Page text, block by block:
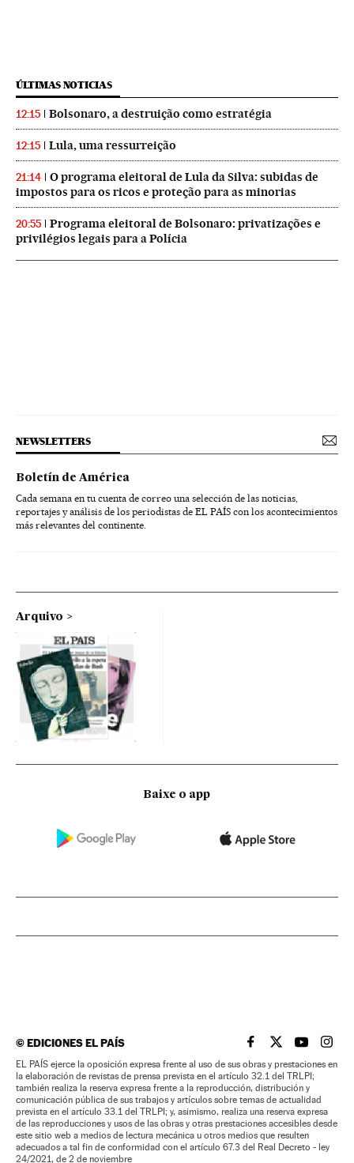
ÚLTIMAS NOTICIAS
12:15 Bolsonaro, a destruição como estratégia
12:15 Lula, uma ressurreição
21:14
O programa eleitoral de Lula da Silva: subidas de
impostos para os ricos e proteção para as minorias
20:55
Programa eleitoral de Bolsonaro: privatizações e
privilégios legais para a Polícia
NEWSLETTERS
Boletín de América
Cada semana en tu cuenta de correo una selección de las noticias,
reportajes y análisis de los periodistas de EL PAÍS con los acontecimientos
más relevantes del continente.
Arquivo
Baixe o app
©EDICIONES EL PAÍS EL PAÍS BRASIL EN
EL PAÍSEL PAÍS
EL
EL PAÍS ejerce la oposición expresa frente al uso de sus obras y prestaciones en
la elaboración de revistas de prensa prevista en el artículo 32.1 del TRLPI;
también realiza la reserva expresa frente a la reproducción, distribución y
comunicación pública de sus trabajos y artículos sobre temas de actualidad
prevista en el artículo 33.1 del TRLPI; y, asimismo, realiza una reserva expresa
de las reproducciones y usos de las obras y otras prestaciones accesibles desde
este sitio web a medios de lectura mecánica u otros medios que resulten
adecuados a tal fin de conformidad con el artículo 67.3 del Real Decreto - ley
24/2021, de 2 de noviembre